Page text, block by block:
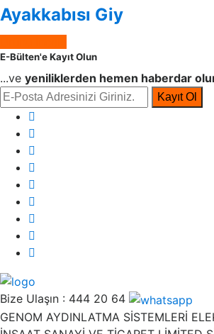
Ayakkabısı Giy
E-Bülten'e Kayıt Olun
...ve yeniliklerden hemen haberdar
Kayıt Ol
Bize Ulaşın : 444 20 64
GENOM AYDINLATMA SİSTEMLERİ